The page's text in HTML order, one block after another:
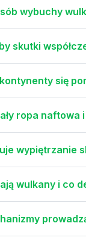
wybuchy
skutki
się
ropa naftowa
wypiętrzanie
wulkany i co